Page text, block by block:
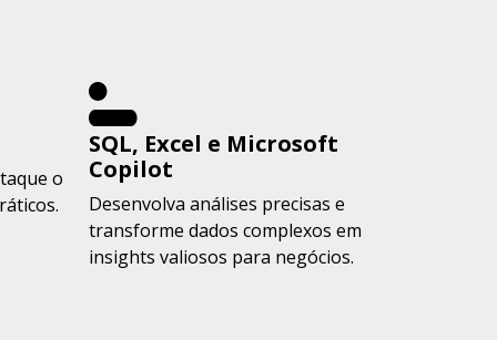
o
SQL, Excel e Microsoft
Copilot
Desenvolva análises precisas e
transforme dados complexos em
insights valiosos para negócios.